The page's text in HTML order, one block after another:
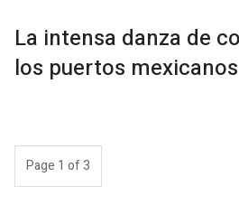
La intensa danza de
los puertos mexicanos
Page 1 of 3